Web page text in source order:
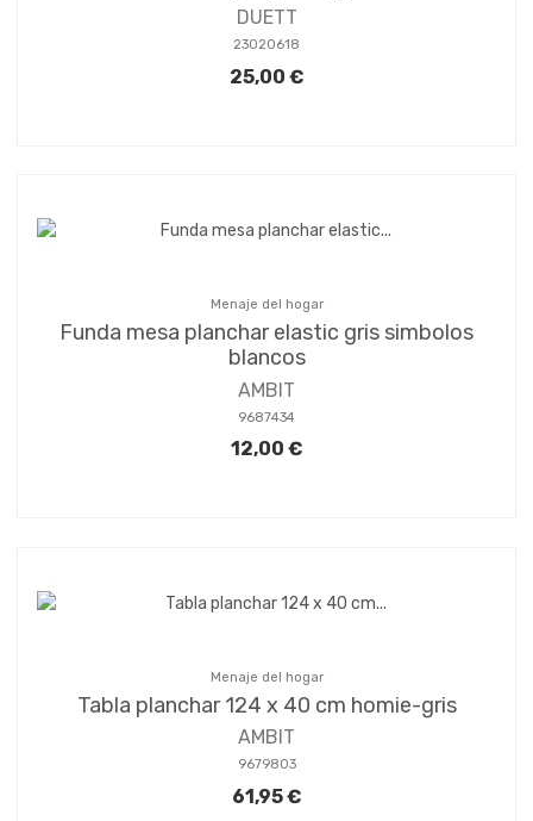
DUETT
23020618
25,00 €
Menaje del hogar
Funda mesa planchar elastic gris simbolos
blancos
AMBIT
9687434
12,00 €
Menaje del hogar
Tabla planchar 124 x 40 cm homie-gris
AMBIT
9679803
61,95 €